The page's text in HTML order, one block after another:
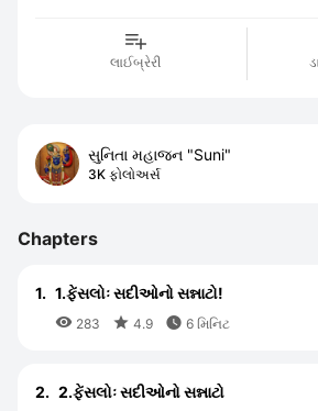
લાઈબ્રેરી
સુનિતા મહાજન "Suni"
3K ફોલોઅર્સ
Chapters
1. 1.ફેંસલોઃ સદીઓનો સન્નાટો!
 283  4.9  6 મિનિટ
2. 2.ફેંસલોઃ સદીઓનો સન્નાટો